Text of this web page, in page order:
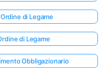
di Legame
di Legame
Obbligazionario